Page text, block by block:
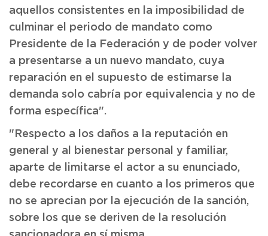
aquellos consistentes en la imposibilidad de
culminar el periodo de mandato como
Presidente de la Federación y de poder volver
a presentarse a un nuevo mandato, cuya
reparación en el supuesto de estimarse la
demanda solo cabría por equivalencia y no de
forma específica".
"Respecto a los daños a la reputación en
general y al bienestar personal y familiar,
aparte de limitarse el actor a su enunciado,
debe recordarse en cuanto a los primeros que
no se aprecian por la ejecución de la sanción,
sobre los que se deriven de la resolución